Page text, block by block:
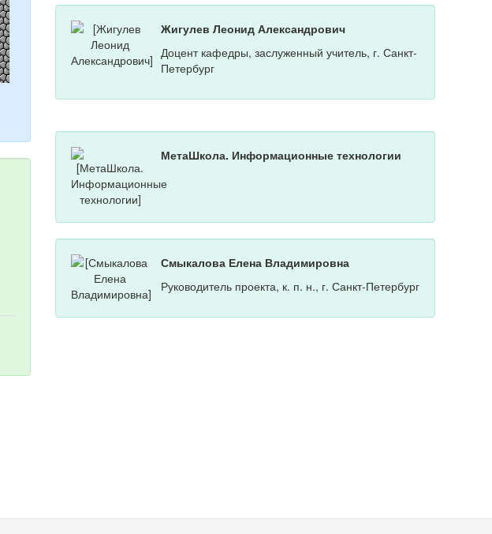
Жигулев Леонид Александрович
Доцент кафедры, заслуженный учитель, г. Санкт-
Петербург
МетаШкола. Информационные технологии
Смыкалова Елена Владимировна
Руководитель проекта, к. п. н., г. Санкт-Петербург